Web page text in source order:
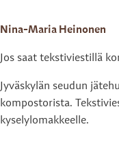
Nina-Maria Heinonen
Jos saat tekstiviestillä
Jyväskylän seudun
kompostorista.
kyselylomakkeelle.